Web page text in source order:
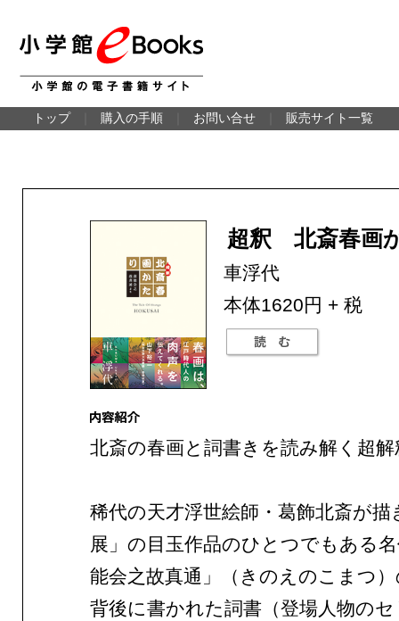
トップ 購入の手順 お問い合せ 販売サイト一覧
超釈 北斎春画
車浮代
本体1620円 + 税
北斎の春画と詞書きを読み解く超
稀代の天才浮世絵師・葛飾北斎が描
展」の目玉作品のひとつでもある
能会之故真通」（きのえのこまつ
背後に書かれた詞書（登場人物の